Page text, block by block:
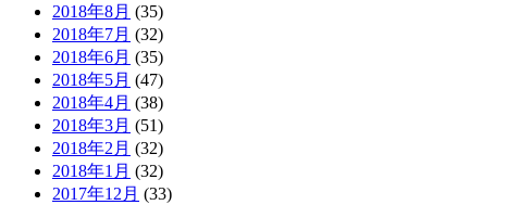
2018年8月 (35)
2018年7月 (32)
2018年6月 (35)
2018年5月 (47)
2018年4月 (38)
2018年3月 (51)
2018年2月 (32)
2018年1月 (32)
2017年12月 (33)